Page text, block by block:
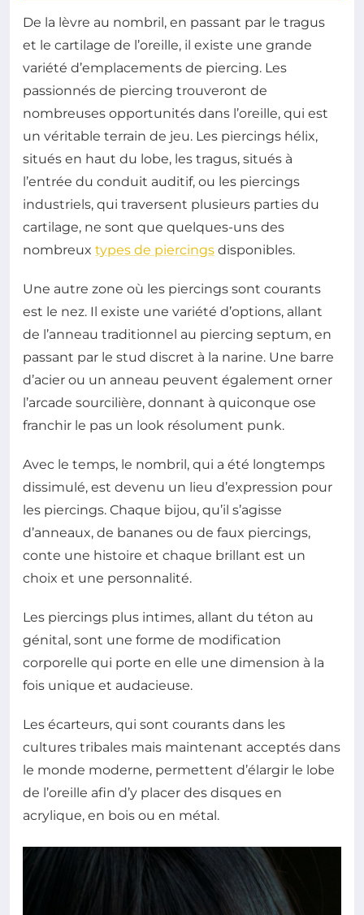
De la lèvre au nombril, en passant par le tragus
et le cartilage de l’oreille, il existe une grande
variété d’emplacements de piercing. Les
passionnés de piercing trouveront de
nombreuses opportunités dans l’oreille, qui est
un véritable terrain de jeu. Les piercings hélix,
situés en haut du lobe, les tragus, situés à
l’entrée du conduit auditif, ou les piercings
industriels, qui traversent plusieurs parties du
cartilage, ne sont que quelques-uns des
nombreux types de piercings disponibles.
Une autre zone où les piercings sont courants
est le nez. Il existe une variété d’options, allant
de l’anneau traditionnel au piercing septum, en
passant par le stud discret à la narine. Une barre
d’acier ou un anneau peuvent également orner
l’arcade sourcilière, donnant à quiconque ose
franchir le pas un look résolument punk.
Avec le temps, le nombril, qui a été longtemps
dissimulé, est devenu un lieu d’expression pour
les piercings. Chaque bijou, qu’il s’agisse
d’anneaux, de bananes ou de faux piercings,
conte une histoire et chaque brillant est un
choix et une personnalité.
Les piercings plus intimes, allant du téton au
génital, sont une forme de modification
corporelle qui porte en elle une dimension à la
fois unique et audacieuse.
Les écarteurs, qui sont courants dans les
cultures tribales mais maintenant acceptés dans
le monde moderne, permettent d’élargir le lobe
de l’oreille afin d’y placer des disques en
acrylique, en bois ou en métal.